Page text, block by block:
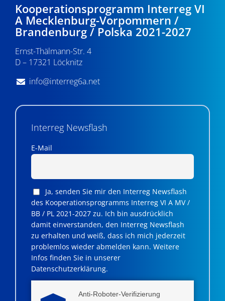
Kooperationsprogramm Interreg VI
A Mecklenburg-Vorpommern /
Brandenburg / Polska 2021-2027
Ernst-Thälmann-Str. 4
D – 17321 Löcknitz
info@interreg6a.net
Interreg Newsflash
E-Mail
Ja, senden Sie mir den Interreg Newsflash
des Kooperationsprogramms Interreg VI A MV /
BB / PL 2021-2027 zu. Ich bin ausdrücklich
damit einverstanden, den Interreg Newsflash
zu erhalten und weiß, dass ich mich jederzeit
problemlos wieder abmelden kann. Weitere
Infos finden Sie in unserer
Datenschutzerklärung.
Anti-Roboter-Verifizierung